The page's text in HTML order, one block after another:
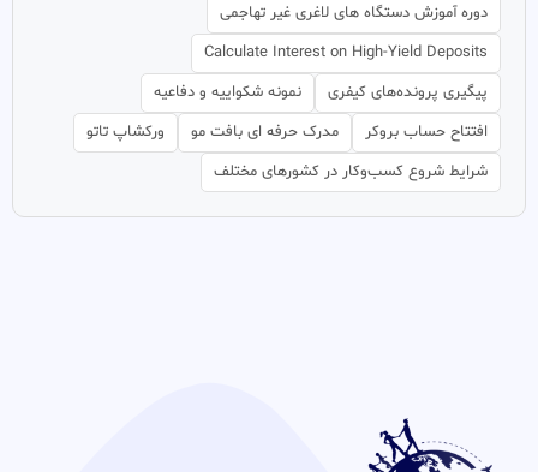
دوره آموزش دستگاه های لاغری غیر تهاجمی
Calculate Interest on High-Yield Deposits
پیگیری پرونده‌های کیفری
نمونه شکواییه و دفاعیه
افتتاح حساب بروکر
مدرک حرفه ای بافت مو
ورکشاپ تاتو
شرایط شروع کسب‌وکار در کشورهای مختلف